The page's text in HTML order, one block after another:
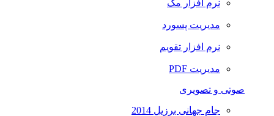
نرم افزار مک
مدیریت پسورد
نرم افزار تقویم
مدیریت PDF
صوتی و تصویری
جام جهانی برزیل 2014